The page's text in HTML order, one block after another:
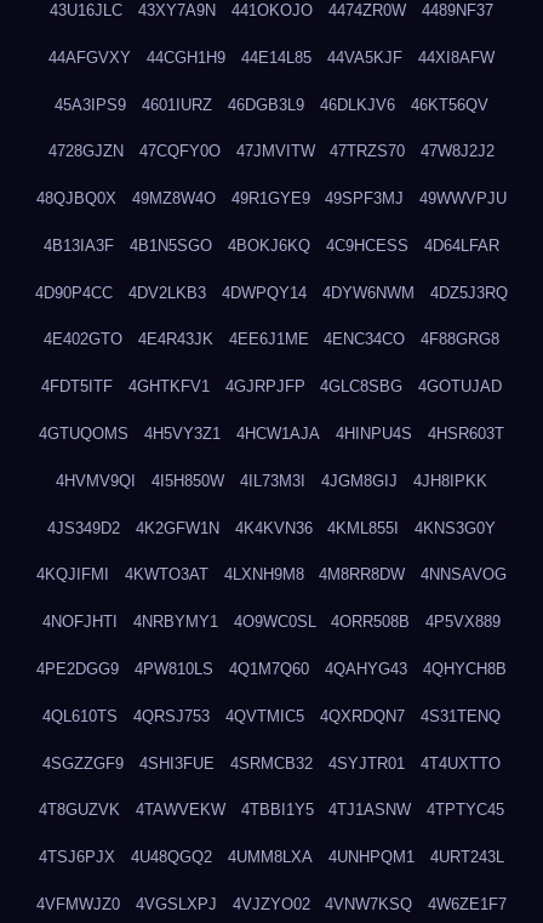
43U16JLC 43XY7A9N 441OKOJO 4474ZR0W 4489NF37
44AFGVXY 44CGH1H9 44E14L85 44VA5KJF 44XI8AFW
45A3IPS9 4601IURZ 46DGB3L9 46DLKJV6 46KT56QV
4728GJZN 47CQFY0O 47JMVITW 47TRZS70 47W8J2J2
48QJBQ0X 49MZ8W4O 49R1GYE9 49SPF3MJ 49WWVPJU
4B13IA3F 4B1N5SGO 4BOKJ6KQ 4C9HCESS 4D64LFAR
4D90P4CC 4DV2LKB3 4DWPQY14 4DYW6NWM 4DZ5J3RQ
4E402GTO 4E4R43JK 4EE6J1ME 4ENC34CO 4F88GRG8
4FDT5ITF 4GHTKFV1 4GJRPJFP 4GLC8SBG 4GOTUJAD
4GTUQOMS 4H5VY3Z1 4HCW1AJA 4HINPU4S 4HSR603T
4HVMV9QI 4I5H850W 4IL73M3I 4JGM8GIJ 4JH8IPKK
4JS349D2 4K2GFW1N 4K4KVN36 4KML855I 4KNS3G0Y
4KQJIFMI 4KWTO3AT 4LXNH9M8 4M8RR8DW 4NNSAVOG
4NOFJHTI 4NRBYMY1 4O9WC0SL 4ORR508B 4P5VX889
4PE2DGG9 4PW810LS 4Q1M7Q60 4QAHYG43 4QHYCH8B
4QL610TS 4QRSJ753 4QVTMIC5 4QXRDQN7 4S31TENQ
4SGZZGF9 4SHI3FUE 4SRMCB32 4SYJTR01 4T4UXTTO
4T8GUZVK 4TAWVEKW 4TBBI1Y5 4TJ1ASNW 4TPTYC45
4TSJ6PJX 4U48QGQ2 4UMM8LXA 4UNHPQM1 4URT243L
4VFMWJZ0 4VGSLXPJ 4VJZYO02 4VNW7KSQ 4W6ZE1F7